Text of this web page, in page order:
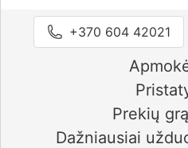
+370 604 42021
Prekių
Dažniausiai